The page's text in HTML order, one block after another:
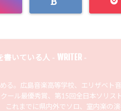
書いている人 - WRITER -
る。広島音楽高等学校、エリザベト
ール最優秀賞、第15回全日本ソリス
これまでに県内外でソロ、室内楽の